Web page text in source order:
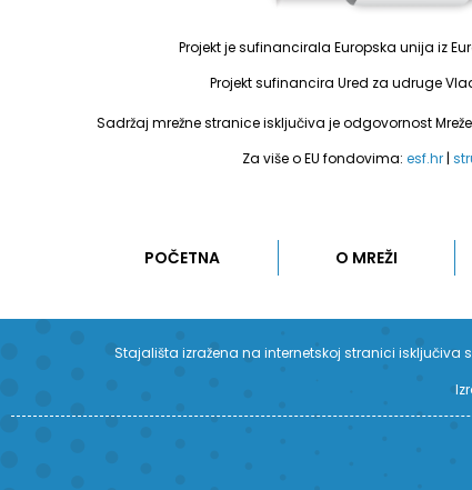
Projekt je sufinancirala Europska unija iz
Projekt sufinancira Ured za udruge
Sadržaj mrežne stranice isključiva je odgovornost
Za više o EU fondovima: esf.hr |
POČETNA O MREŽI
Stajališta izražena na internetskoj stranici isključiva